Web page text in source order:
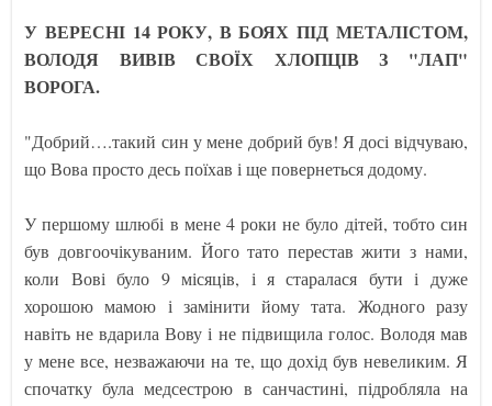
У ВЕРЕСНІ 14 РОКУ, В БОЯХ ПІД МЕТАЛІСТОМ,
ВОЛОДЯ ВИВІВ СВОЇХ ХЛОПЦІВ З "ЛАП"
ВОРОГА.
"Добрий….такий син у мене добрий був! Я досі відчуваю,
що Вова просто десь поїхав і ще повернеться додому.
У першому шлюбі в мене 4 роки не було дітей, тобто син
був довгоочікуваним. Його тато перестав жити з нами,
коли Вові було 9 місяців, і я старалася бути і дуже
хорошою мамою і замінити йому тата. Жодного разу
навіть не вдарила Вову і не підвищила голос. Володя мав
у мене все, незважаючи на те, що дохід був невеликим. Я
спочатку була медсестрою в санчастині, підробляла на